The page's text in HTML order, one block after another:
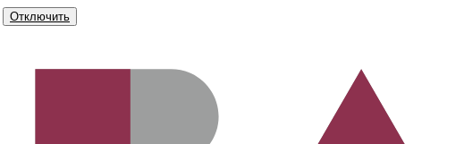
Отключить